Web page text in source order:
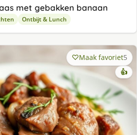
met gebakken banaan
Ontbijt & Lunch
Maak favoriet5
👍